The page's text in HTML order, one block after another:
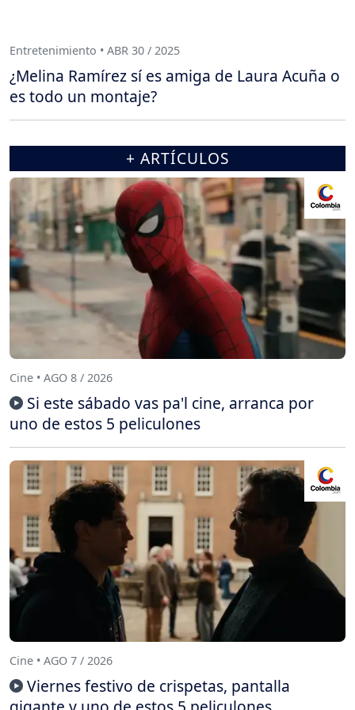
Entretenimiento • ABR 30 / 2025
¿Melina Ramírez sí es amiga de Laura Acuña o
es todo un montaje?
+ ARTÍCULOS
Cine • AGO 8 / 2026
Si este sábado vas pa'l cine, arranca por
uno de estos 5 peliculones
Cine • AGO 7 / 2026
Viernes festivo de crispetas, pantalla